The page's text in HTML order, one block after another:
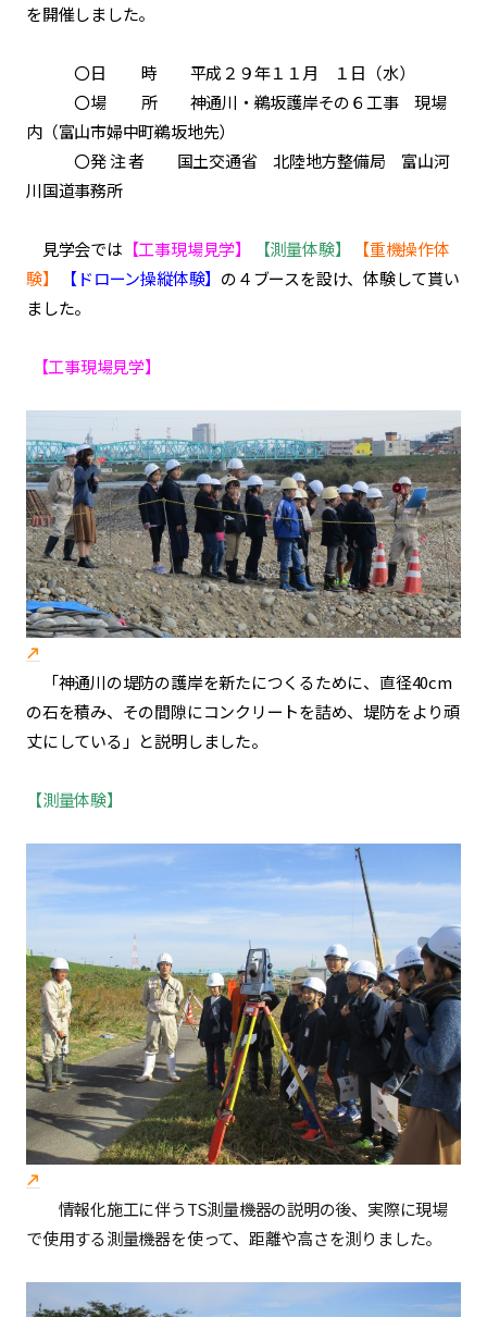
を開催しました。
〇日 時 平成２９年１１月 １日（水）
〇場 所 神通川・鵜坂護岸その６工事 現場
内（富山市婦中町鵜坂地先）
〇発 注 者 国土交通省 北陸地方整備局 富山河
川国道事務所
見学会では 【工事現場見学】 【測量体験】
【重機操作体
験】
【ドローン操縦体験】 の４ブースを設け、体験して貰い
ました。
【工事現場見学】
「神通川の堤防の護岸を新たにつくるために、直径40cm
の石を積み、その間隙にコンクリートを詰め、堤防をより頑
丈にしている」と説明しました。
【測量体験】
情報化施工に伴うTS測量機器の説明の後、実際に現場
で使用する測量機器を使って、距離や高さを測りました。